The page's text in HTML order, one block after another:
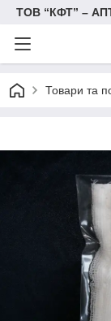
ТОВ “КФТ” –
Товари та